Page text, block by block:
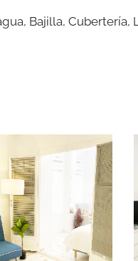
Bajilla, Cubertería,